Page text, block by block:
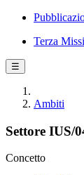
Terza
☰
Ambiti
Settore IUS/
Concetto